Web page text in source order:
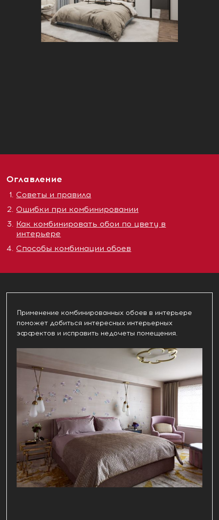
Оглавление
Советы и правила
Ошибки при комбинировании
Как комбинировать обои по цвету в
интерьере
Способы комбинации обоев
Применение комбинированных обоев в интерьере
поможет добиться интересных интерьерных
эффектов и исправить недочеты помещения.